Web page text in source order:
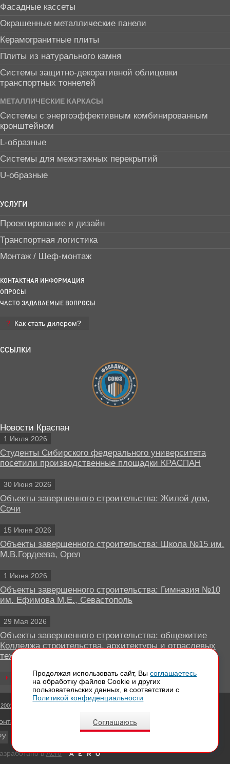
Фасадные кассеты
Окрашенные металлические панели
Керамогранитные плиты
Плиты из натурального камня
Системы защитно-декоративной облицовки
транспортных тоннелей
МЕТАЛЛИЧЕСКИЕ КАРКАСЫ
Системы с энергоэффективным комбинированным
кронштейном
L-образные
Системы для межэтажных перекрытий
U-образные
УСЛУГИ
Проектирование и дизайн
Транспортная логистика
Монтаж / Шеф-монтаж
КОНТАКТНАЯ ИНФОРМАЦИЯ
ОПРОСЫ
ЧАСТО ЗАДАВАЕМЫЕ ВОПРОСЫ
Как стать дилером?
ССЫЛКИ
Новости Краспан
1 Июля 2026
Студенты Сибирского федерального университета
посетили производственные площадки КРАСПАН
30 Июня 2026
Объекты завершенного строительства: Жилой дом,
Сочи
15 Июня 2026
Объекты завершенного строительства: Школа №15 им.
М.В.Гордеева, Орел
1 Июня 2026
Объекты завершенного строительства: Гимназия №10
им. Ефимова М.Е., Севастополь
29 Мая 2026
Объекты завершенного строительства: общежитие
Колледжа строительства, архитектуры и отраслевых
технологий, Липецк
Все новости
- 2026 Вентилируемые фасады КРАСПАН
информация
вAero
Продолжая использовать сайт, Высоглашаетесь
на обработку файлов Сookie и других
пользовательских данных, в соответствии с
Политикой конфиденциальности
Соглашаюсь